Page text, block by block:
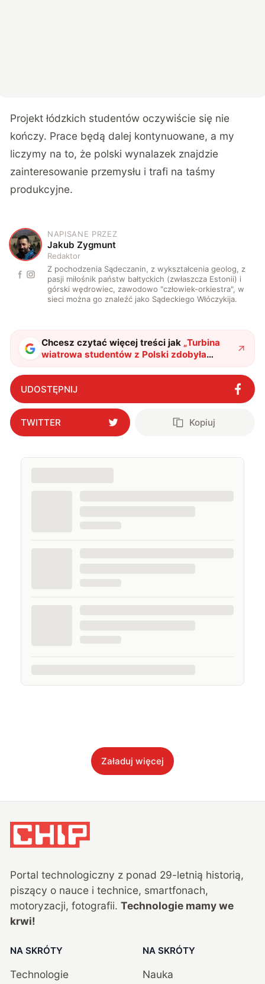
Projekt łódzkich studentów oczywiście się nie
kończy. Prace będą dalej kontynuowane, a my
liczymy na to, że polski wynalazek znajdzie
zainteresowanie przemysłu i trafi na taśmy
produkcyjne.
J
NAPISANE PRZEZ
Jakub Zygmunt
Redaktor
Z pochodzenia Sądeczanin, z wykształcenia geolog, z
pasji miłośnik państw bałtyckich (zwłaszcza Estonii) i
górski wędrowiec, zawodowo "człowiek-orkiestra", w
sieci można go znaleźć jako Sądeckiego Włóczykija.
Chcesz czytać więcej treści jak „Turbina
wiatrowa studentów z Polski zdobyła
uwagę całego świata. Postawisz ją na
podwórku"?
UDOSTĘPNIJ
TWITTER Kopiuj
Załaduj więcej
Portal technologiczny z ponad 29-letnią historią,
piszący o nauce i technice, smartfonach,
motoryzacji, fotografii. Technologie mamy we
krwi!
NA SKRÓTY
Technologie
NA SKRÓTY
Nauka